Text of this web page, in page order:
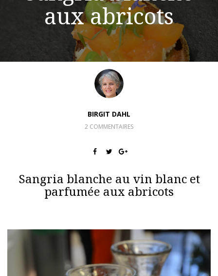
aux abricots
BIRGIT DAHL
2 COMMENTAIRES
Sangria blanche au vin blanc et
parfumée aux abricots